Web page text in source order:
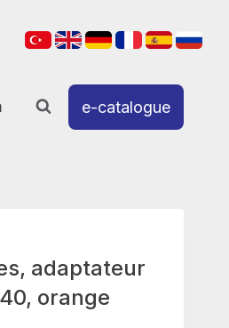
e-catalogue
adaptateur
orange